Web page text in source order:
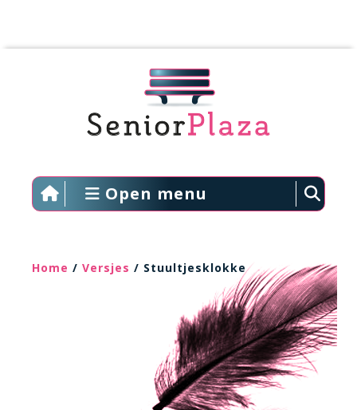
Open menu
Home / Versjes / Stuultjesklokke